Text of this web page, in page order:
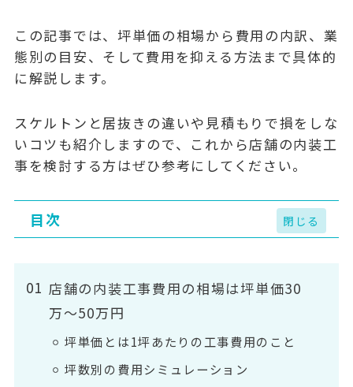
この記事では、坪単価の相場から費用の内訳、業
態別の目安、そして費用を抑える方法まで具体的
に解説します。
スケルトンと居抜きの違いや見積もりで損をしな
いコツも紹介しますので、これから店舗の内装工
事を検討する方はぜひ参考にしてください。
目次
店舗の内装工事費用の相場は坪単価30
万〜50万円
坪単価とは1坪あたりの工事費用のこと
坪数別の費用シミュレーション